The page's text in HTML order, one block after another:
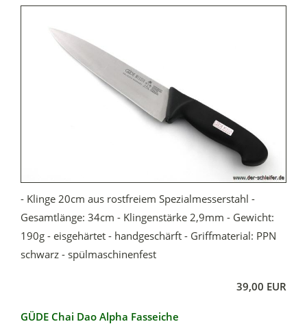
- Klinge 20cm aus rostfreiem Spezialmesserstahl -
Gesamtlänge: 34cm - Klingenstärke 2,9mm - Gewicht:
190g - eisgehärtet - handgeschärft - Griffmaterial: PPN
schwarz - spülmaschinenfest
39,00 EUR
GÜDE Chai Dao Alpha Fasseiche